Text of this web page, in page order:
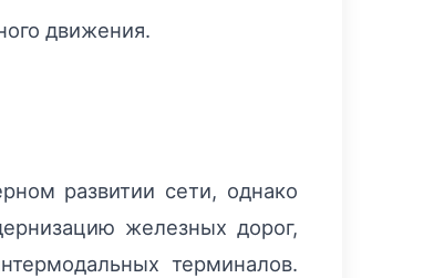
движения.
развитии сети, однако
железных дорог,
терминалов.